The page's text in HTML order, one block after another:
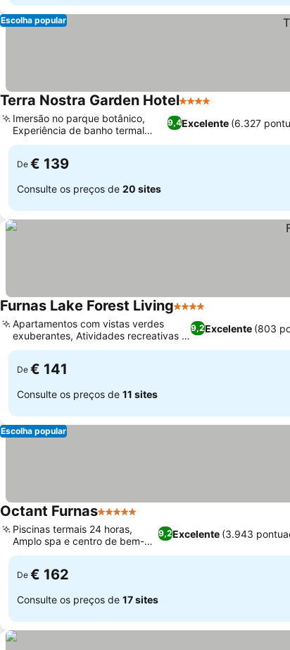
Escolha popular
Terra Nostra Garden Hotel4 Estrelas
9,4Excelente (6.327
Imersão no parque botânico,
Experiência de banho termal
natural
De € 139
Consulte os preços de 20 sites
Furnas Lake Forest Living4 Estrelas
9,2Excelente (803
Apartamentos com vistas verdes
exuberantes, Atividades recreativas e
jardim
De € 141
Consulte os preços de 11 sites
Escolha popular
Octant Furnas5 Estrelas
9,2Excelente (3.943
Piscinas termais 24 horas,
Amplo spa e centro de bem-
estar
De € 162
Consulte os preços de 17 sites